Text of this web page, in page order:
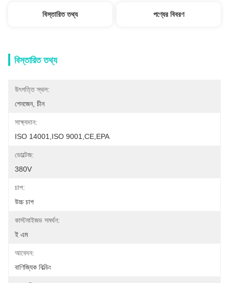
বিস্তারিত তথ্য পণ্যের বিবরণ
বিস্তারিত তথ্য
উৎপত্তি স্থল:
শেনজেন, চীন
সাক্ষ্যদান:
ISO 14001,ISO 9001,CE,EPA
ভোল্টেজ:
380V
চাপ:
উচ্চ চাপ
কাস্টমাইজড সমর্থন:
ই এম
আবেদন:
বাণিজ্যিক বিল্ডিং